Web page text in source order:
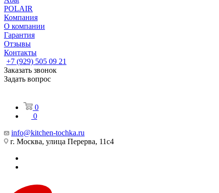
POLAIR
Компания
О компании
Гарантия
Отзывы
Контакты
+7 (929) 505 09 21
Заказать звонок
Задать вопрос
0
0
info@kitchen-tochka.ru
г. Москва, улица Перерва, 11с4